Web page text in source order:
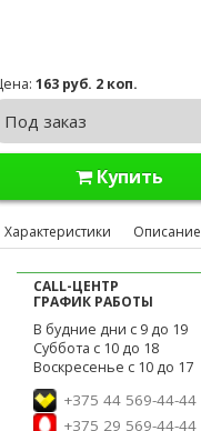
163 руб. 2 коп.
Под заказ
Купить
Характеристики Описание
CALL-ЦЕНТР
ГРАФИК РАБОТЫ
В будние дни с 9 до 19
Суббота с 10 до 18
Воскресенье с 10 до 17
+375 44 569-44-44
+375 29 569-44-44